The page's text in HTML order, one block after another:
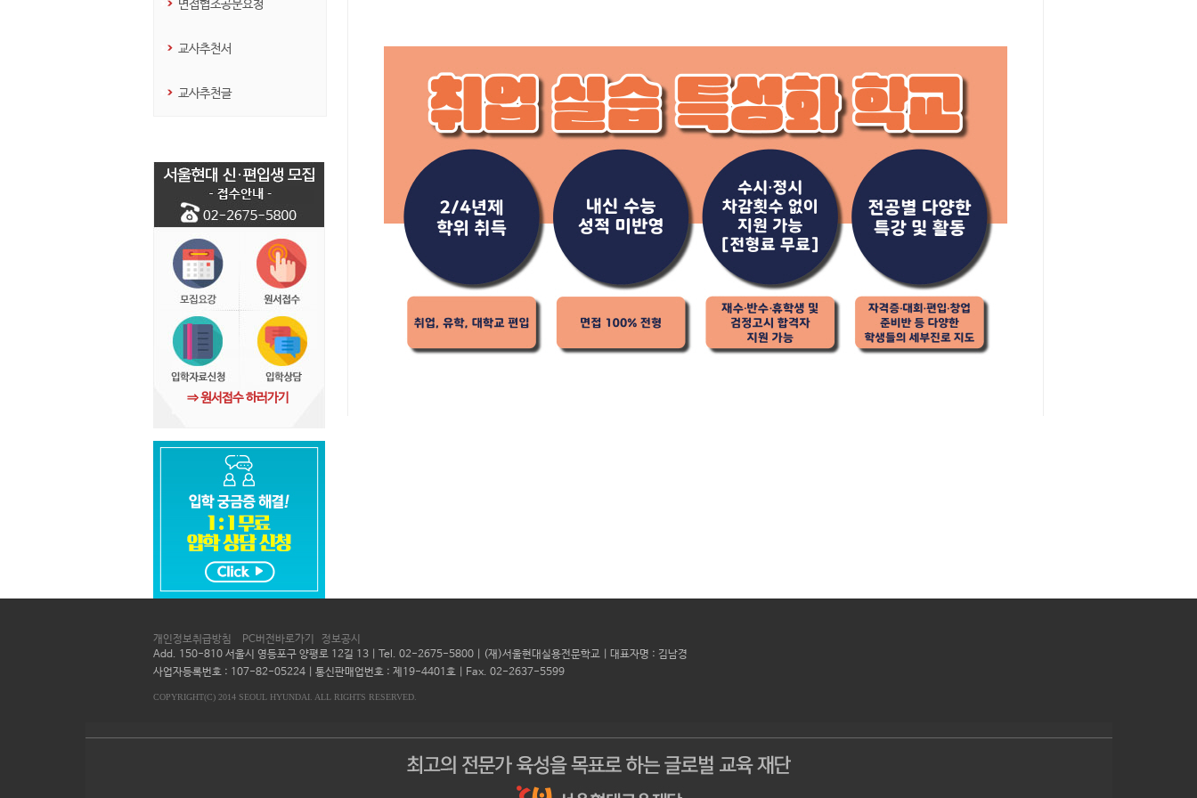
면접협조공문요청
교사추천서
교사추천글
⇒ 원서접수 하러가기
개인정보취급방침 PC버전바로가기
정보공시
Add. 150-810 서울시 영등포구 양평로 12길 13 | Tel. 02-2675-5800 | (재)서울현대실용전문학교 | 대표자명 : 김남경
사업자등록번호 : 107-82-05224 | 통신판매업번호 : 제19-4401호 | Fax. 02-2637-5599
COPYRIGHT(C) 2014 SEOUL HYUNDAI. ALL RIGHTS RESERVED.